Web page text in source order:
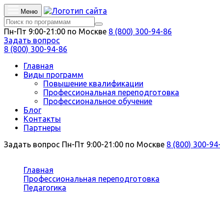
Меню
Пн-Пт 9:00-21:00 по Москве 8 (800) 300-94-86
Задать вопрос
8 (800) 300-94-86
Главная
Виды программ
Повышение квалификации
Профессиональная переподготовка
Профессиональное обучение
Блог
Контакты
Партнеры
Задать вопрос Пн-Пт 9:00-21:00 по Москве 8 (800) 300-
Главная
Профессиональная переподготовка
Педагогика